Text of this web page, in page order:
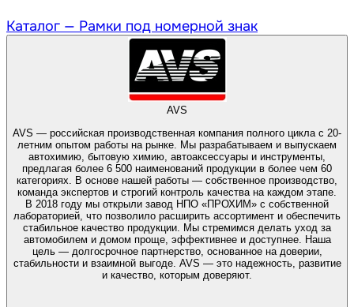
Каталог — Рамки под номерной знак
AVS
AVS — российская производственная компания полного цикла с 20-
летним опытом работы на рынке. Мы разрабатываем и выпускаем
автохимию, бытовую химию, автоаксессуары и инструменты,
предлагая более 6 500 наименований продукции в более чем 60
категориях. В основе нашей работы — собственное производство,
команда экспертов и строгий контроль качества на каждом этапе.
В 2018 году мы открыли завод НПО «ПРОХИМ» с собственной
лабораторией, что позволило расширить ассортимент и обеспечить
стабильное качество продукции. Мы стремимся делать уход за
автомобилем и домом проще, эффективнее и доступнее. Наша
цель — долгосрочное партнерство, основанное на доверии,
стабильности и взаимной выгоде. AVS — это надежность, развитие
и качество, которым доверяют.